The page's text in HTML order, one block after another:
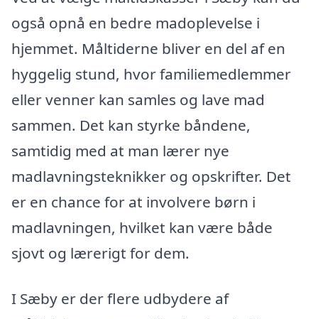
også opnå en bedre madoplevelse i
hjemmet. Måltiderne bliver en del af en
hyggelig stund, hvor familiemedlemmer
eller venner kan samles og lave mad
sammen. Det kan styrke båndene,
samtidig med at man lærer nye
madlavningsteknikker og opskrifter. Det
er en chance for at involvere børn i
madlavningen, hvilket kan være både
sjovt og lærerigt for dem.
I Sæby er der flere udbydere af